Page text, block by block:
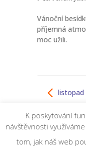
Vánoční
příjemná
moc užili.
listopad
© Dětská
K poskytování
návštěvnosti
tom, jak náš web